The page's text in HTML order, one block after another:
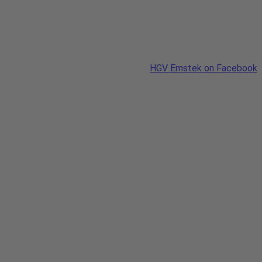
HGV Emstek on Facebook